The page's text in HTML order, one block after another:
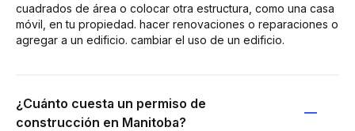
cuadrados de área o colocar otra estructura, como una casa
móvil, en tu propiedad. hacer renovaciones o reparaciones o
agregar a un edificio. cambiar el uso de un edificio.
¿Cuánto cuesta un permiso de
construcción en Manitoba?